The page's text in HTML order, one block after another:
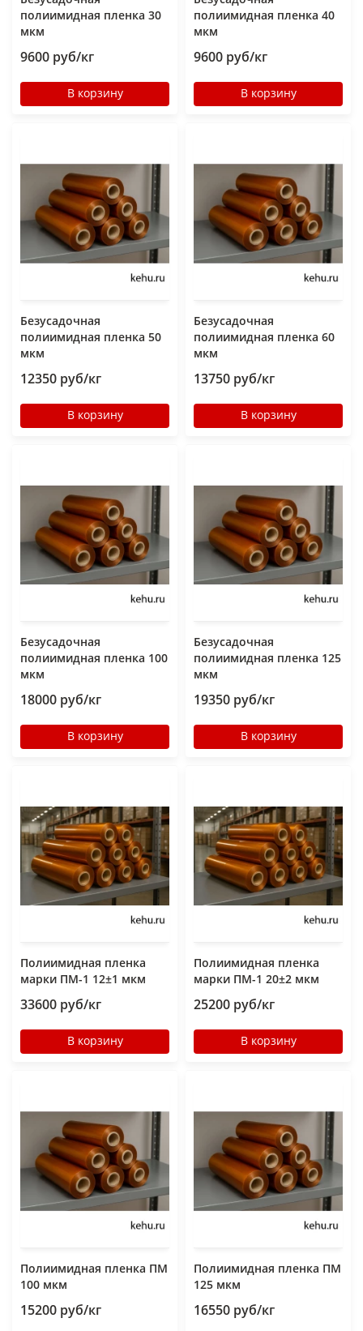
полиимидная пленка 30
мкм
9600 руб/кг
В корзину
полиимидная пленка 40
мкм
9600 руб/кг
В корзину
Безусадочная
полиимидная пленка 50
мкм
12350 руб/кг
В корзину
Безусадочная
полиимидная пленка 60
мкм
13750 руб/кг
В корзину
Безусадочная
полиимидная пленка 100
мкм
18000 руб/кг
В корзину
Безусадочная
полиимидная пленка 125
мкм
19350 руб/кг
В корзину
Полиимидная пленка
марки ПМ-1 12±1 мкм
33600 руб/кг
В корзину
Полиимидная пленка
марки ПМ-1 20±2 мкм
25200 руб/кг
В корзину
Полиимидная пленка ПМ
100 мкм
15200 руб/кг
Полиимидная пленка ПМ
125 мкм
16550 руб/кг